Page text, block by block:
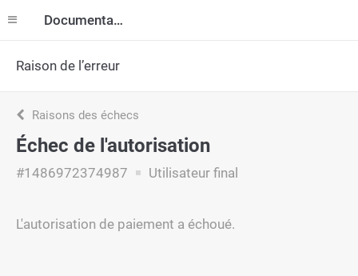
Documentation
Raison de l’erreur
Raisons des échecs
Échec de l'autorisation
#1486972374987 Utilisateur final
L'autorisation de paiement a échoué.